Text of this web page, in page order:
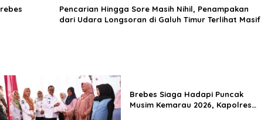
Pencarian Hingga Sore Masih Nihil, Penampakan
dari Udara Longsoran di Galuh Timur Terlihat Masif
Brebes Siaga Hadapi Puncak
Musim Kemarau 2026, Kapolres